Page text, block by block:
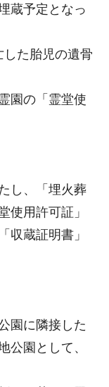
蔵予定となっ
した胎児の遺骨
園の「霊堂使
し、「埋火葬
使用許可証」
収蔵証明書」
園に隣接した
公園として、